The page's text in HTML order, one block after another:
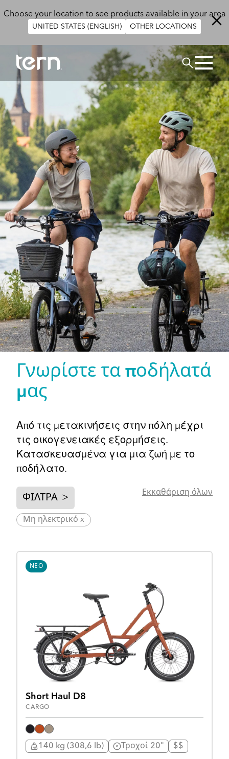
Choose your location to see products available in your area
UNITED STATES (ENGLISH) OTHER LOCATIONS
Γνωρίστε τα ποδήλατά
μας
Από τις μετακινήσεις στην πόλη μέχρι
τις οικογενειακές εξορμήσεις.
Κατασκευασμένα για μια ζωή με το
ποδήλατο.
ΦΊΛΤΡΑ > Εκκαθάριση όλων
Μη ηλεκτρικό x
ΝΈΟ
Short Haul D8
CARGO
140 kg (308,6 lb) Τροχοί 20" $$